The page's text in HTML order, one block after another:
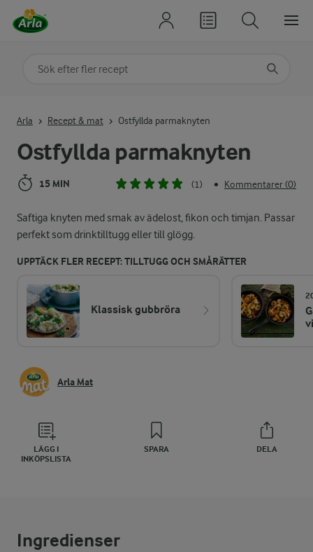
Ostfyllda parmaknyten
15 MIN (1) • Kommentarer (0)
Saftiga knyten med smak av ädelost, fikon och timjan. Passar
perfekt som drinktilltugg eller till glögg.
UPPTÄCK FLER RECEPT: TILLTUGG OCH SMÅRÄTTER
Klassisk gubbröra
Arla Mat
LÄGG I
INKÖPSLISTA
SPARA DELA
Arla Recept & mat Ostfyllda parmaknyten
Ingredienser
Sök på kategori eller ingrediens